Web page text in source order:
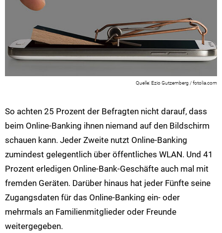
Ezio Gutzemberg / fotolia.com
So achten 25 Prozent der Befragten nicht darauf, dass
beim Online-Banking ihnen niemand auf den Bildschirm
schauen kann. Jeder Zweite nutzt Online-Banking
zumindest gelegentlich über öffentliches WLAN. Und 41
Prozent erledigen Online-Bank-Geschäfte auch mal mit
fremden Geräten. Darüber hinaus hat jeder Fünfte seine
Zugangsdaten für das Online-Banking ein- oder
mehrmals an Familienmitglieder oder Freunde
weitergegeben.